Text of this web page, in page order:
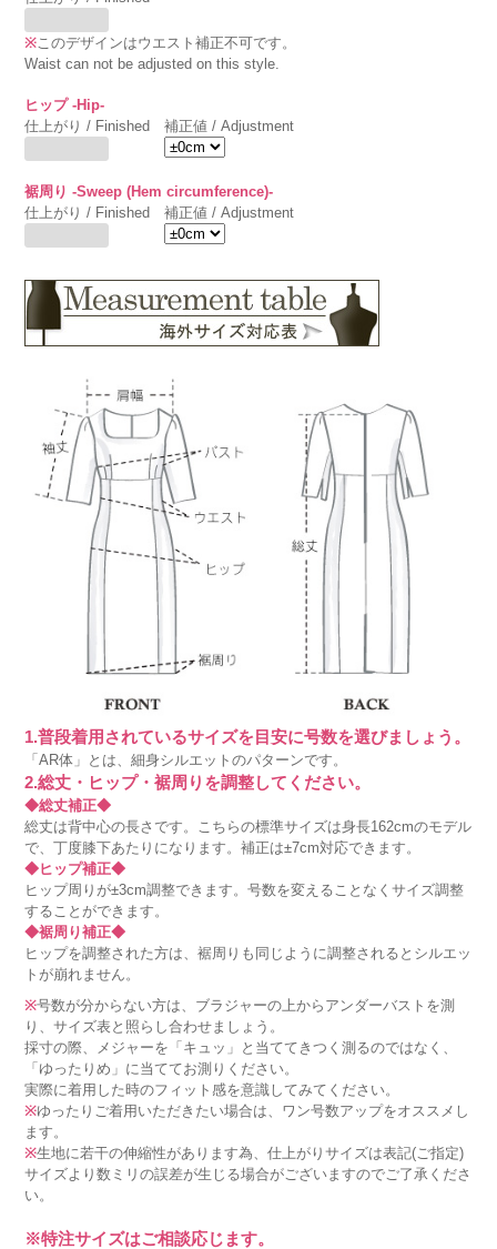
※ このデザインはウエスト補正不可です。
Waist can not be adjusted on this style.
ヒップ -Hip-
仕上がり / Finished
補正値 / Adjustment
裾周り -Sweep (Hem circumference)-
仕上がり / Finished
補正値 / Adjustment
1.普段着用されているサイズを目安に号数を選びましょう。
「AR体」とは、細身シルエットのパターンです。
2.総丈・ヒップ・裾周りを調整してください。
◆総丈補正◆
総丈は背中心の長さです。こちらの標準サイズは身長162cmのモデル
で、丁度膝下あたりになります。補正は±7cm対応できます。
◆ヒップ補正◆
ヒップ周りが±3cm調整できます。号数を変えることなくサイズ調整
することができます。
◆裾周り補正◆
ヒップを調整された方は、裾周りも同じように調整されるとシルエッ
トが崩れません。
※号数が分からない方は、ブラジャーの上からアンダーバストを測
り、サイズ表と照らし合わせましょう。
採寸の際、メジャーを「キュッ」と当ててきつく測るのではなく、
「ゆったりめ」に当ててお測りください。
実際に着用した時のフィット感を意識してみてください。
※ゆったりご着用いただきたい場合は、ワン号数アップをオススメし
ます。
※生地に若干の伸縮性があります為、仕上がりサイズは表記(ご指定)
サイズより数ミリの誤差が生じる場合がございますのでご了承くださ
い。
※特注サイズはご相談応じます。